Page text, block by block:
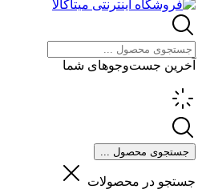
آخرین جست‌وجوهای شما
جستجوی محصول ...
جستجو در محصولات